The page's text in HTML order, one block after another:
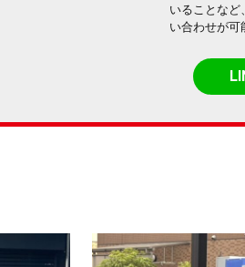
いることなど
い合わせが可